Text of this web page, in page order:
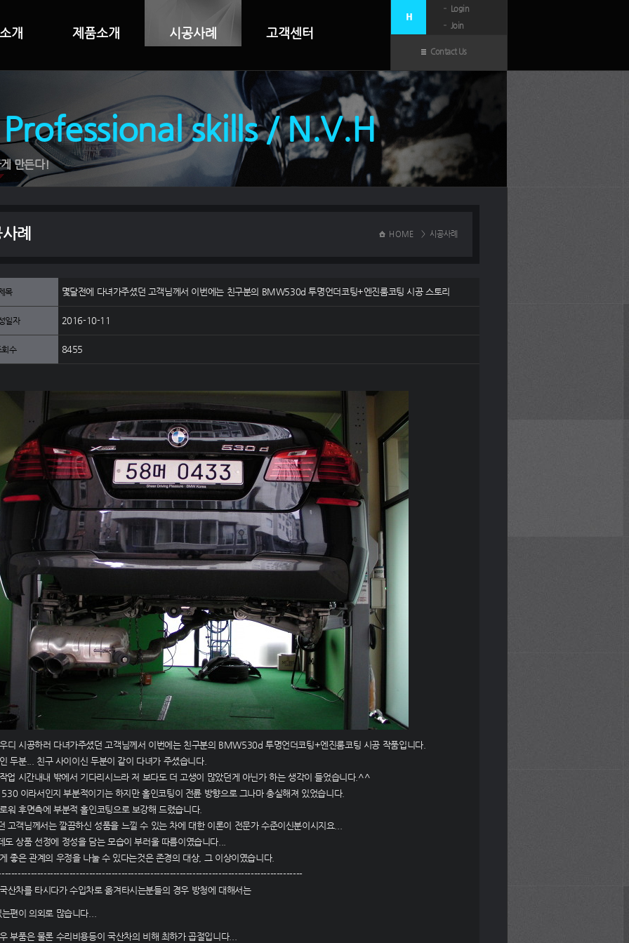
개 제품소개 시공사례 고객센터
Login
Join
Contact Us
skills / N.V.H
만든다!
례 HOME > 시공사례
목 몇달전에 다녀가주셨던 고객님께서 이번에는 친구분의 BMW530d 투명언더코팅+엔진룸코팅 시공 스토리
일자 2016-10-11
회수 8455
디 시공하러 다녀가주셨던 고객님께서 이번에는 친구분의 BMW530d 투명언더코팅+엔진룸코팅 시공 작품입니다.
두분... 친구 사이이신 두분이 같이 다녀가 주셨습니다.
업 시간내내 밖에서 기다리시느라 저 보다도 더 고생이 많았던게 아닌가 하는 생각이 들었습니다.^^
이라서인지 부분적이기는 하지만 홀인코팅이 전륜 방향으로 그나마 충실해져 있었습니다.
워 후면측에 부분적 홀인코팅으로 보강해 드렸습니다.
고객님께서는 깔끔하신 성품을 느낄 수 있는 차에 대한 이론이 전문가 수준이신분이시지요...
도 상품 선정에 정성을 담는 모습이 부러울 따름이였습니다...
좋은 관계의 우정을 나눌 수 있다는것은 존경의 대상, 그 이상이였습니다.
산차를 타시다가 수입차로 옮겨타시는분들의 경우 방청에 대해서는
편이 의외로 많습니다
부품은 물론 수리비용등이 국산차의 비해 최하가 곱절입니다...